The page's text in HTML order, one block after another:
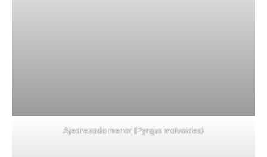
Ajedrezada menor (Pyrgus malvoides)